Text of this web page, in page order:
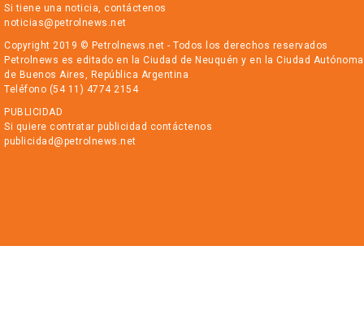
Si tiene una noticia, contáctenos
noticias@petrolnews.net
Copyright 2019 © Petrolnews.net - Todos los derechos reservados
Petrolnews es editado en la Ciudad de Neuquén y en la Ciudad Autónoma
de Buenos Aires, República Argentina
Teléfono (54 11) 4774 2154
PUBLICIDAD
Si quiere contratar publicidad contáctenos
publicidad@petrolnews.net